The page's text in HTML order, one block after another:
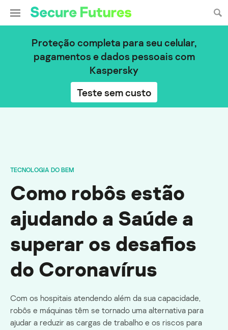
Proteção completa para seu celular,
pagamentos e dados pessoais com
Kaspersky
Teste sem custo
TECNOLOGIA DO BEM
Como robôs estão
ajudando a Saúde a
superar os desafios
do Coronavírus
Com os hospitais atendendo além da sua capacidade,
robôs e máquinas têm se tornado uma alternativa para
ajudar a reduzir as cargas de trabalho e os riscos para